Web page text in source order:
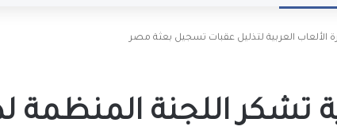
الألعاب العربية لتذليل عقبات تسجيل بعثة مصر
تشكر اللجنة المنظمة